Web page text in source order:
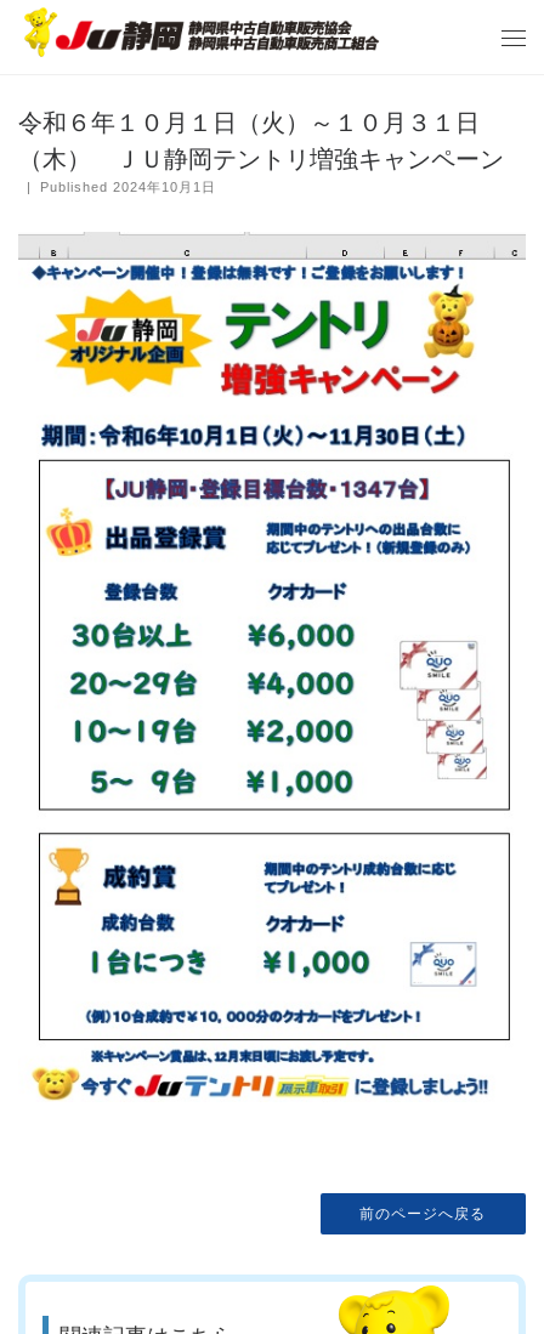
令和６年１０月１日（火）～１０月３１日
（木） ＪＵ静岡テントリ増強キャンペーン
Published2024年10月1日
前のページへ戻る